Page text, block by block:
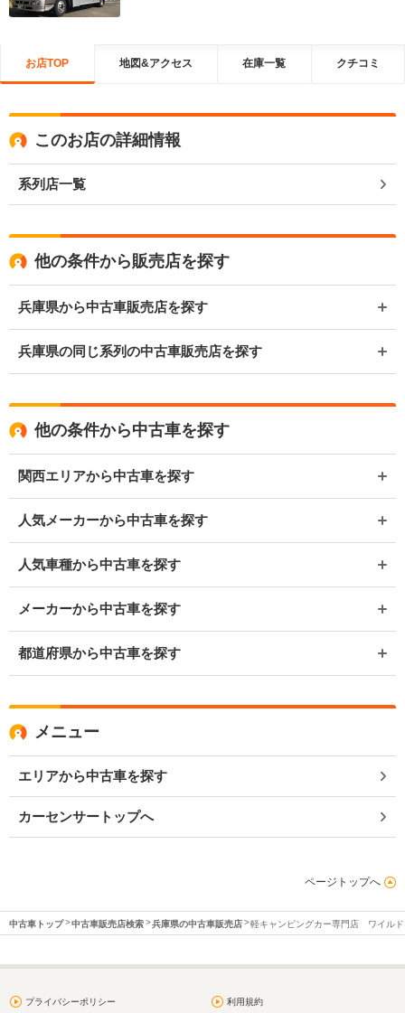
お店TOP 地図&アクセス 在庫一覧 クチコミ
このお店の詳細情報
系列店一覧
他の条件から販売店を探す
兵庫県から中古車販売店を探す
兵庫県の同じ系列の中古車販売店を探す
他の条件から中古車を探す
関西エリアから中古車を探す
人気メーカーから中古車を探す
人気車種から中古車を探す
メーカーから中古車を探す
都道府県から中古車を探す
メニュー
エリアから中古車を探す
カーセンサートップへ
ページトップへ
中古車トップ 中古車販売店検索 兵庫県の中古車販売店 軽キャンピングカー専門店 ワイル
プライバシーポリシー 利用規約